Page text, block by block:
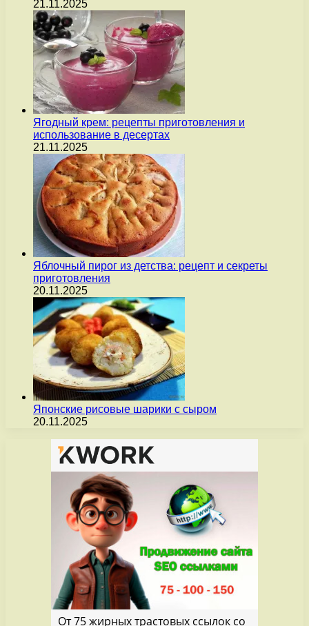
21.11.2025
Ягодный крем: рецепты приготовления и
использование в десертах
21.11.2025
Яблочный пирог из детства: рецепт и секреты
приготовления
20.11.2025
Японские рисовые шарики с сыром
20.11.2025